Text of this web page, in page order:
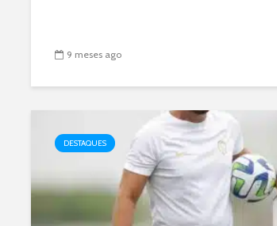
9 meses ago
DESTAQUES